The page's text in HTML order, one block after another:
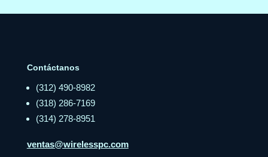
Contáctanos
(312) 490-8982
(318) 286-7169
(314) 278-8951
ventas@wirelesspc.com